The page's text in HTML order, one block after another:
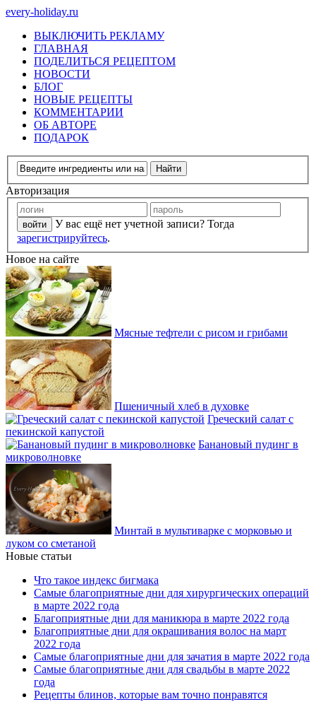
every-holiday.ru
ВЫКЛЮЧИТЬ РЕКЛАМУ
ГЛАВНАЯ
ПОДЕЛИТЬСЯ РЕЦЕПТОМ
НОВОСТИ
БЛОГ
НОВЫЕ РЕЦЕПТЫ
КОММЕНТАРИИ
ОБ АВТОРЕ
ПОДАРОК
Авторизация
У вас ещё нет учетной записи? Тогда
зарегистрируйтесь.
Новое на сайте
Мясные тефтели с рисом и грибами
Пшеничный хлеб в духовке
Греческий салат с
пекинской капустой
Банановый пудинг в
микроволновке
Минтай в мультиварке с морковью и
луком со сметаной
Новые статьи
Что такое индекс бигмака
Самые благоприятные дни для хирургических операций
в марте 2022 года
Благоприятные дни для маникюра в марте 2022 года
Благоприятные дни для окрашивания волос на март
2022 года
Самые благоприятные дни для зачатия в марте 2022 года
Самые благоприятные дни для свадьбы в марте 2022
года
Рецепты блинов, которые вам точно понравятся